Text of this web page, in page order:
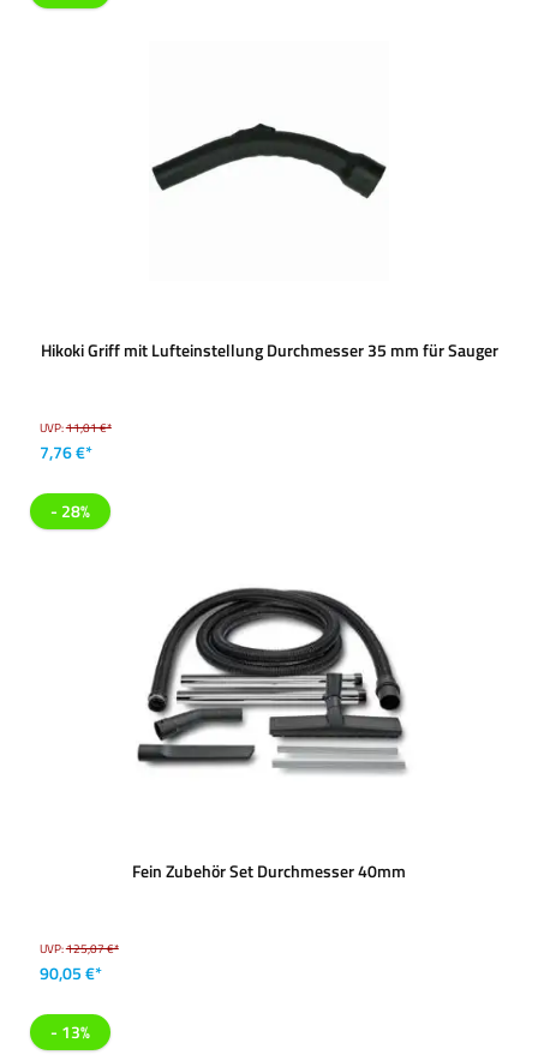
Hikoki Griff mit Lufteinstellung Durchmesser 35 mm für Sauger
UVP:11,01 €*
7,76 €*
- 28%
Fein Zubehör Set Durchmesser 40mm
UVP:125,07 €*
90,05 €*
- 13%